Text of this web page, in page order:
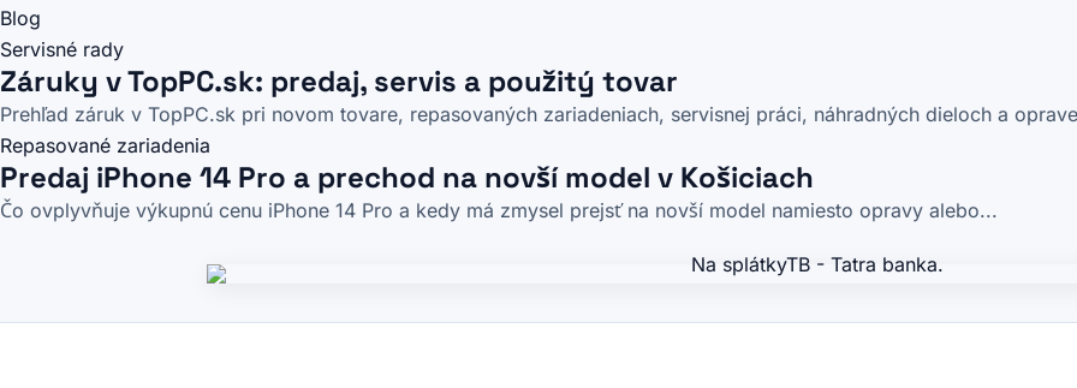
Blog
Servisné rady
Záruky v TopPC.sk: predaj, servis a použitý tovar
Prehľad záruk v TopPC.sk pri novom tovare, repasovaných zariadeniach, servisnej práci, náhradných dieloch a
Repasované zariadenia
Predaj iPhone 14 Pro a prechod na novší model v Košiciach
Čo ovplyvňuje výkupnú cenu iPhone 14 Pro a kedy má zmysel prejsť na novší model namiesto opravy alebo...